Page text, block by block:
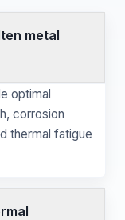
metal
optimal
corrosion
thermal fatigue